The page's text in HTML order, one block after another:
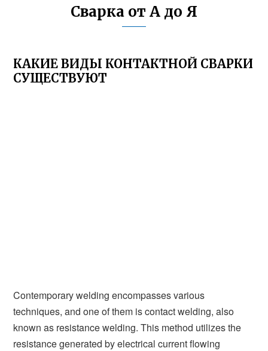
Сварка от А до Я
КАКИЕ ВИДЫ КОНТАКТНОЙ СВАРКИ
СУЩЕСТВУЮТ
Contemporary welding encompasses various
techniques, and one of them is contact welding, also
known as resistance welding. This method utilizes the
resistance generated by electrical current flowing